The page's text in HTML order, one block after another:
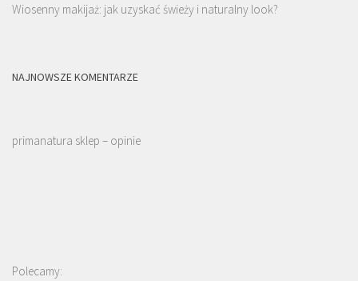
Wiosenny makijaż: jak uzyskać świeży i naturalny look?
NAJNOWSZE KOMENTARZE
primanatura sklep – opinie
Polecamy: